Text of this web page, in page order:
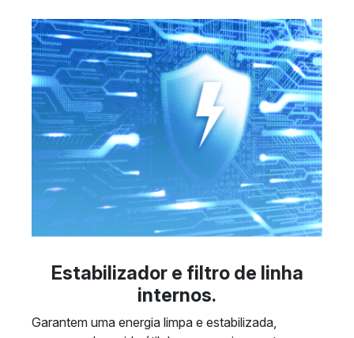
Estabilizador e filtro de linha
internos.
Garantem uma energia limpa e estabilizada,